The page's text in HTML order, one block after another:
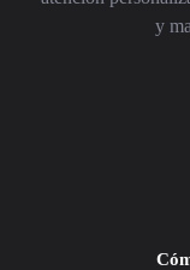
y